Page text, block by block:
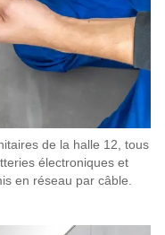
de la halle 12, tous
électroniques et
en réseau par câble.